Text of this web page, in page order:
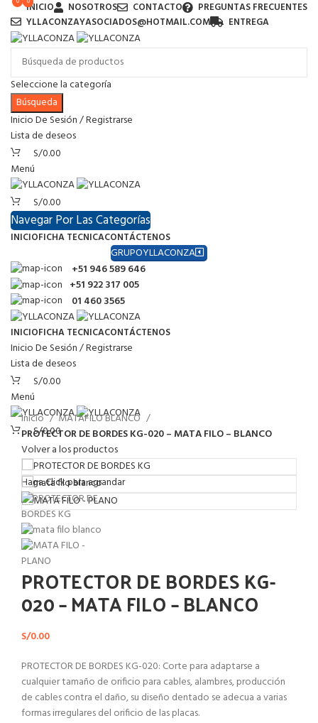
INICIO NOSOTROS CONTACTO
PREGUNTAS FRECUENTES
YLLACONZAYASOCIADOS@HOTMAIL.COM
ENTREGA
Seleccione la categoría
Búsqueda
Inicio De Sesión / Registrarse
Lista de deseos
S/0.00
Menú
S/0.00
Navegar Por Las Categorías
INICIOFICHA TECNICACONTÁCTENOS
GRUPOYLLACONZA
+51 946 589 646
+51 922 317 005
01 460 3565
INICIOFICHA TECNICACONTÁCTENOS
Inicio De Sesión / Registrarse
Lista de deseos
S/0.00
Menú
S/0.00
Inicio
MATAFILO BLANCO
PROTECTOR DE BORDES KG-020 – MATA FILO – BLANCO
Volver a los productos
Haga Click para agrandar
PROTECTOR DE BORDES KG-
020 – MATA FILO – BLANCO
S/0.00
PROTECTOR DE BORDES KG-020: Corte para adaptarse a
cualquier tamaño de orificio para cables, alambres, producción
de cables contra el daño, su diseño dentado se adecua a varias
formas irregulares del orificio de las placas.